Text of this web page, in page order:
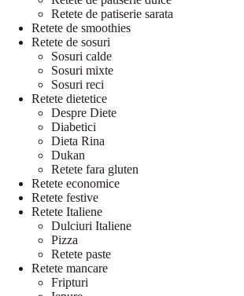
Retete de patiserie sarata
Retete de smoothies
Retete de sosuri
Sosuri calde
Sosuri mixte
Sosuri reci
Retete dietetice
Despre Diete
Diabetici
Dieta Rina
Dukan
Retete fara gluten
Retete economice
Retete festive
Retete Italiene
Dulciuri Italiene
Pizza
Retete paste
Retete mancare
Fripturi